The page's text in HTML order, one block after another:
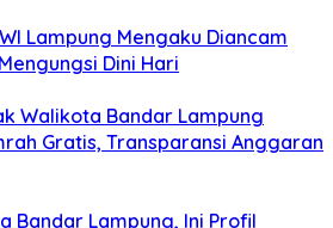
Lampung Mengaku Diancam
Dini Hari
Walikota Bandar Lampung
Gratis, Transparansi Anggaran
Bandar Lampung, Ini Profil